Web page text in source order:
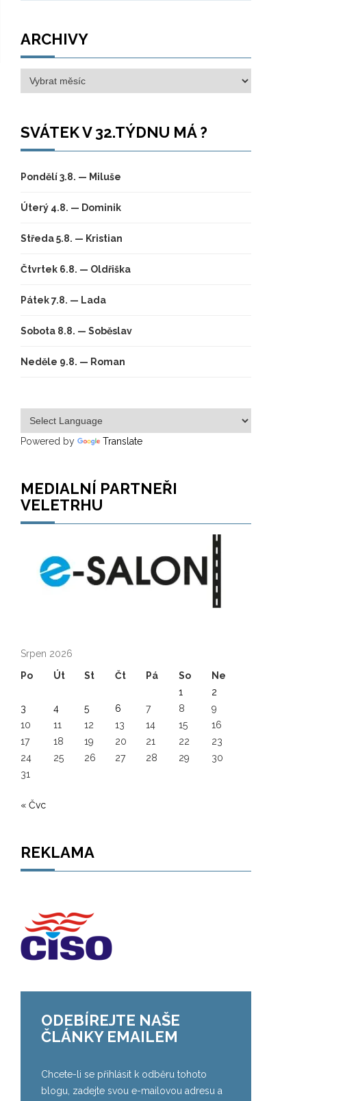
ARCHIVY
Archivy
SVÁTEK V 32.TÝDNU MÁ ?
Pondělí 3.8. — Miluše
Úterý 4.8. — Dominik
Středa 5.8. — Kristian
Čtvrtek 6.8. — Oldřiška
Pátek 7.8. — Lada
Sobota 8.8. — Soběslav
Neděle 9.8. — Roman
Powered by Translate
MEDIALNÍ PARTNEŘI
VELETRHU
Srpen 2026
Po
Út St Čt Pá So
Ne
1
2
3
4 5 6 7 8
9
10
11 12 13 14 15
16
17
18 19 20 21 22
23
24
25 26 27 28 29
30
31
« Čvc
REKLAMA
ODEBÍREJTE NAŠE
ČLÁNKY EMAILEM
Chcete-li se přihlásit k odběru tohoto
blogu, zadejte svou e-mailovou adresu a